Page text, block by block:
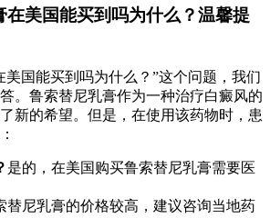
在美国能买到吗为什么？温馨提
美国能买到吗为什么？”这个问题，我们
。鲁索替尼乳膏作为一种治疗白癜风的
新的希望。但是，在使用该药物时，患
是的，在美国购买鲁索替尼乳膏需要医
替尼乳膏的价格较高，建议咨询当地药